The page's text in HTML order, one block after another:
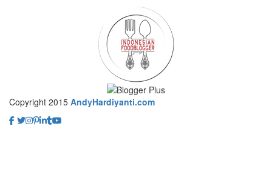
Copyright 2015 AndyHardiyanti.com